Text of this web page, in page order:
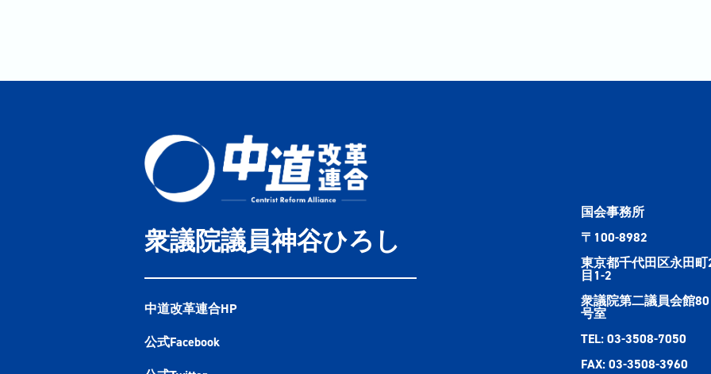
衆議院議員神谷ひろし
中道改革連合HP
公式Facebook
国会事務所
〒100-8982
東京都千代田区永田町
目1-2
衆議院第二議員会館
号室
TEL: 03-3508-7050
FAX: 03-3508-3960